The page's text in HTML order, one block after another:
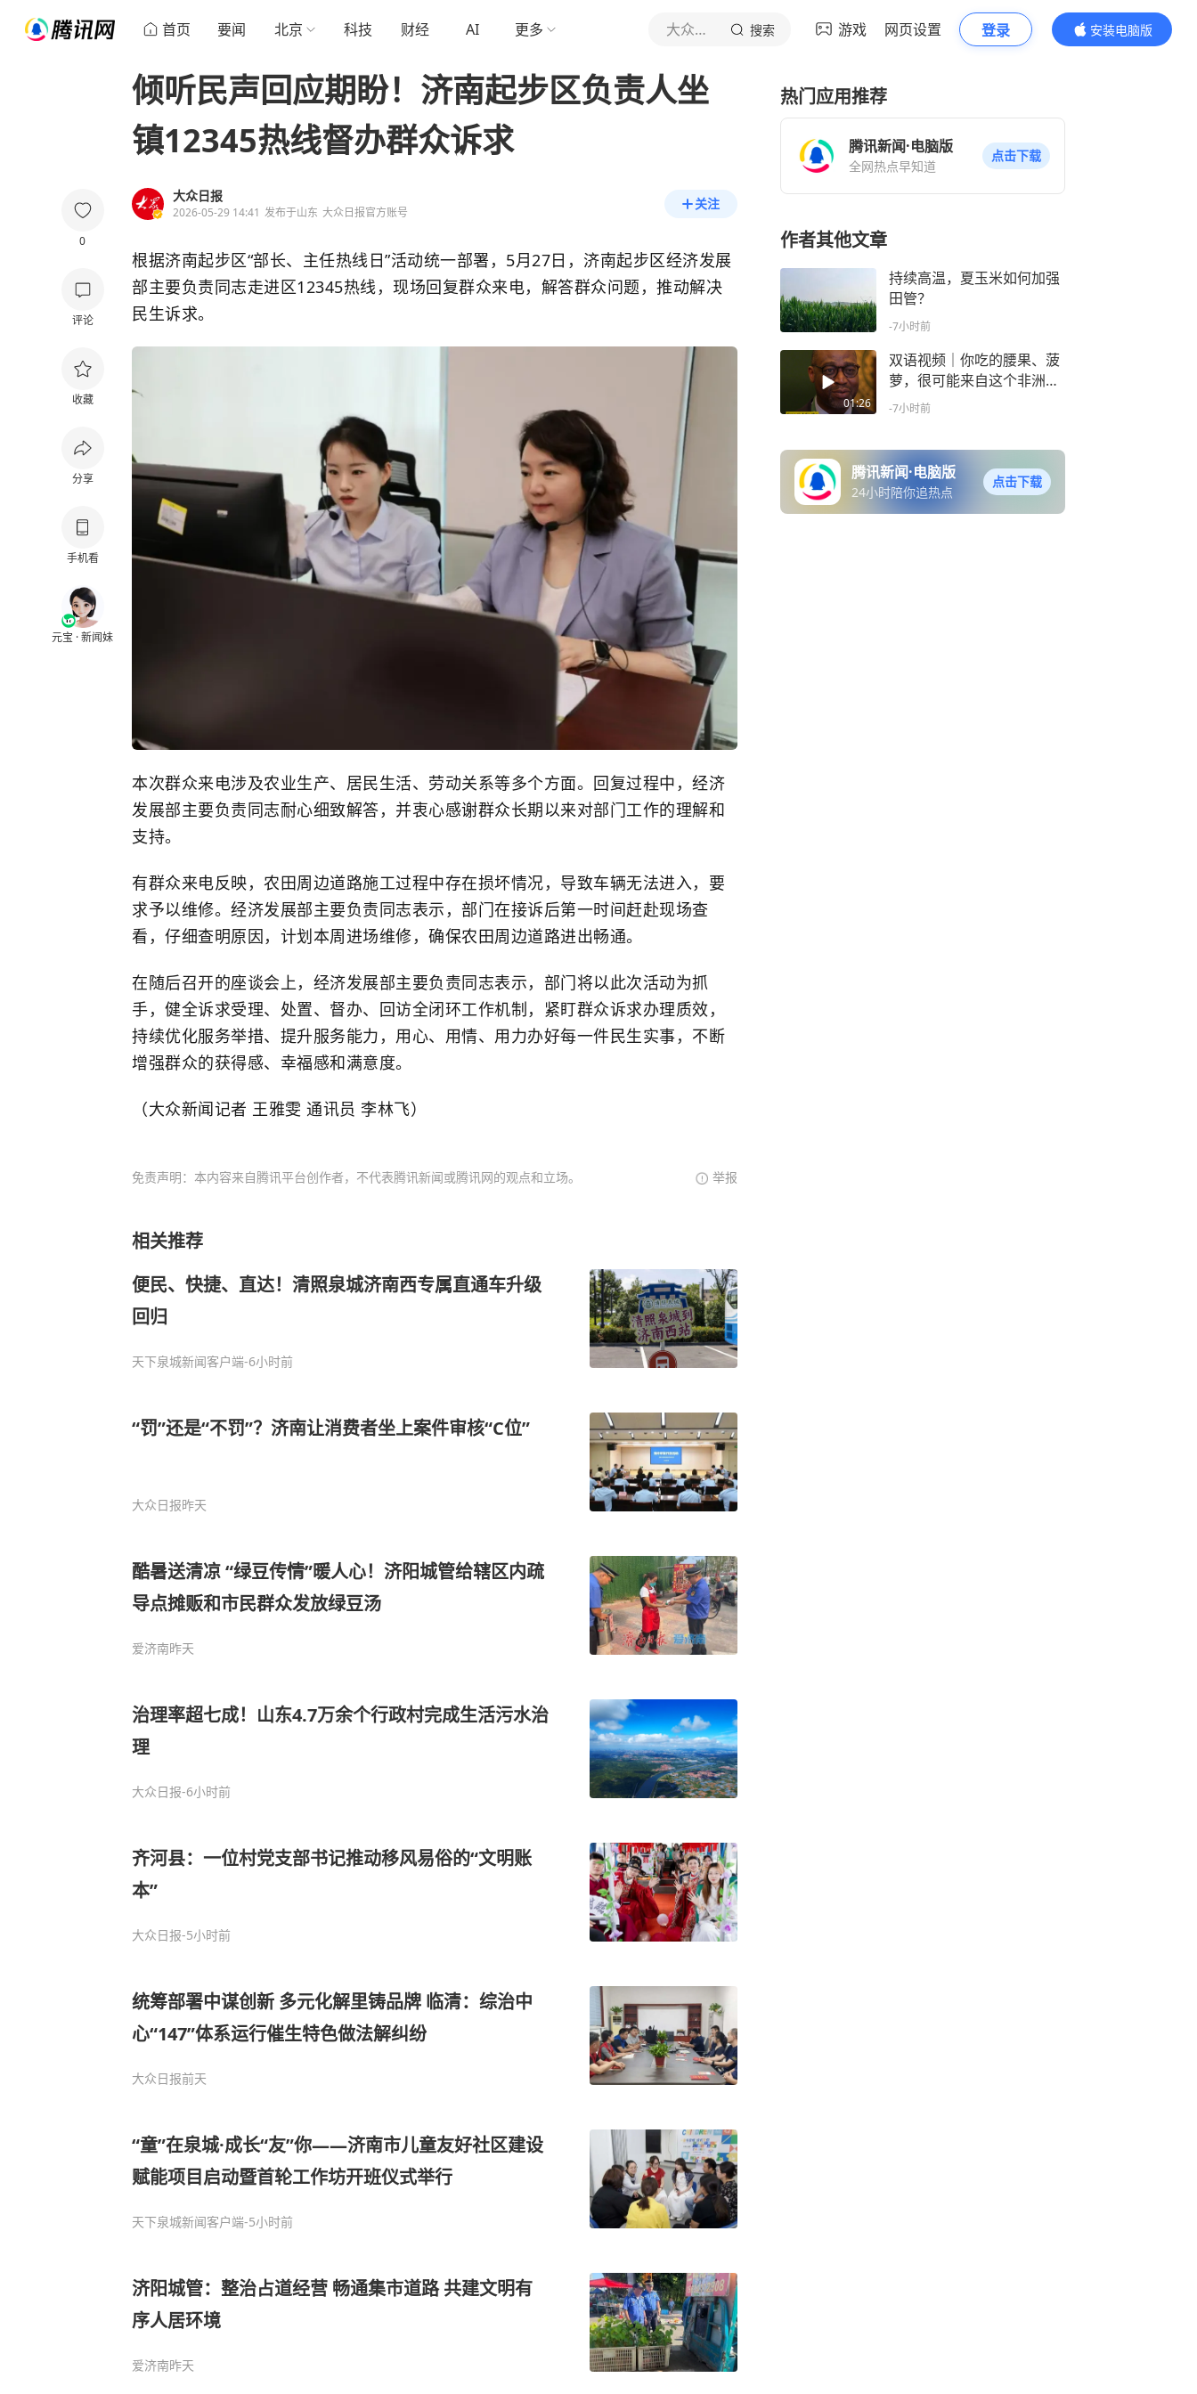
首页 要闻 北京 科技 财经 AI 更多 大众日报 搜索 游戏 网页设置 登录
安装电脑版
内容更精彩
0
评论
收藏
分享
手机看
元宝 · 新闻妹
倾听民声回应期盼！济南起步区负责人坐
镇12345热线督办群众诉求
大众日报
2026-05-29 14:41 发布于山东 大众日报官方账号
关注
根据济南起步区“部长、主任热线日”活动统一部署，5月27日，济南起步区经济发展
部主要负责同志走进区12345热线，现场回复群众来电，解答群众问题，推动解决
民生诉求。
本次群众来电涉及农业生产、居民生活、劳动关系等多个方面。回复过程中，经济
发展部主要负责同志耐心细致解答，并衷心感谢群众长期以来对部门工作的理解和
支持。
有群众来电反映，农田周边道路施工过程中存在损坏情况，导致车辆无法进入，要
求予以维修。经济发展部主要负责同志表示，部门在接诉后第一时间赶赴现场查
看，仔细查明原因，计划本周进场维修，确保农田周边道路进出畅通。
在随后召开的座谈会上，经济发展部主要负责同志表示，部门将以此次活动为抓
手，健全诉求受理、处置、督办、回访全闭环工作机制，紧盯群众诉求办理质效，
持续优化服务举措、提升服务能力，用心、用情、用力办好每一件民生实事，不断
增强群众的获得感、幸福感和满意度。
（大众新闻记者 王雅雯 通讯员 李林飞）
免责声明：本内容来自腾讯平台创作者，不代表腾讯新闻或腾讯网的观点和立场。 举报
相关推荐
便民、快捷、直达！清照泉城济南西专属直通车升级
回归
天下泉城新闻客户端-6小时前
“罚”还是“不罚”？济南让消费者坐上案件审核“C位”
大众日报昨天
酷暑送清凉 “绿豆传情”暖人心！济阳城管给辖区内疏
导点摊贩和市民群众发放绿豆汤
爱济南昨天
治理率超七成！山东4.7万余个行政村完成生活污水治
理
大众日报-6小时前
齐河县：一位村党支部书记推动移风易俗的“文明账
本”
大众日报-5小时前
统筹部署中谋创新 多元化解里铸品牌 临清：综治中
心“147”体系运行催生特色做法解纠纷
大众日报前天
“童”在泉城·成长“友”你——济南市儿童友好社区建设
赋能项目启动暨首轮工作坊开班仪式举行
天下泉城新闻客户端-5小时前
济阳城管：整治占道经营 畅通集市道路 共建文明有
序人居环境
爱济南昨天
热门应用推荐
腾讯新闻·电脑版
全网热点早知道
点击下载
作者其他文章
持续高温，夏玉米如何加强
田管？
-7小时前
01:26
双语视频｜你吃的腰果、菠
萝，很可能来自这个非洲国
家
-7小时前
腾讯新闻·电脑版
24小时陪你追热点
点击下载